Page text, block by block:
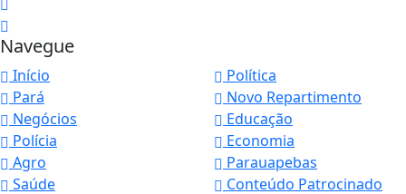
Navegue
Início
Política
Pará
Novo Repartimento
Negócios
Educação
Polícia
Economia
Agro
Parauapebas
Saúde
Conteúdo Patrocinado